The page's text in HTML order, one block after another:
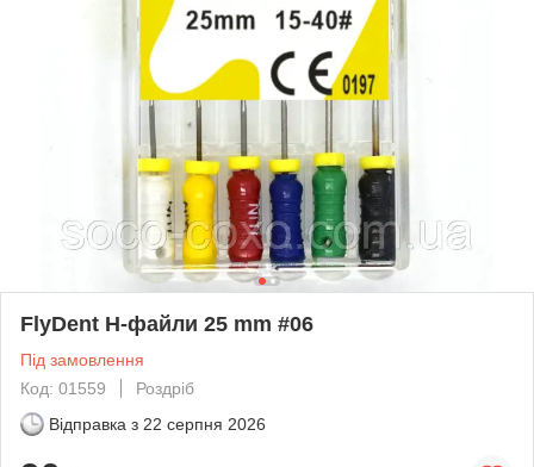
FlyDent H-файли 25 mm #06
Під замовлення
Код: 01559
Роздріб
Відправка з 22 серпня 2026